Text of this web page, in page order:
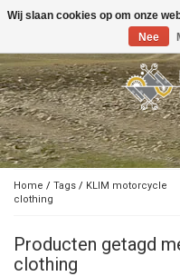
Toggle
Home / Tags / KLIM motorcycle
clothing
Producten getagd
clothing
Wij slaan cookies op om onze
Nee